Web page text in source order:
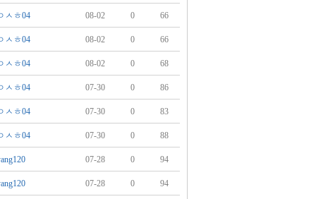
ㅅㅎ04 08-02 0 66
ㅅㅎ04 08-02 0 66
ㅅㅎ04 08-02 0 68
ㅅㅎ04 07-30 0 86
ㅅㅎ04 07-30 0 83
ㅅㅎ04 07-30 0 88
07-28 0 94
07-28 0 94